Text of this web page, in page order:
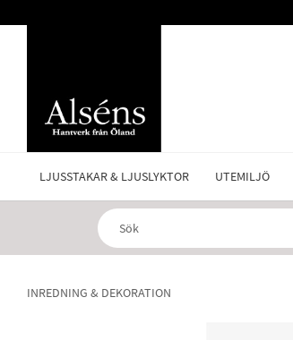
LJUSSTAKAR & LJUSLYKTOR UTEMILJÖ
INREDNING & DEKORATION